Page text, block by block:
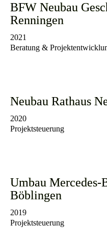
BFW Neubau
Renningen
2021
Beratung &
Neubau Rathaus
2020
Projektsteuerung
Umbau Mercedes-
Böblingen
2019
Projektsteuerung